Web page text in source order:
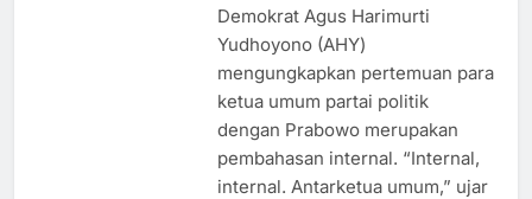
Demokrat Agus Harimurti
Yudhoyono (AHY)
mengungkapkan pertemuan para
ketua umum partai politik
dengan Prabowo merupakan
pembahasan internal. “Internal,
internal. Antarketua umum,” ujar